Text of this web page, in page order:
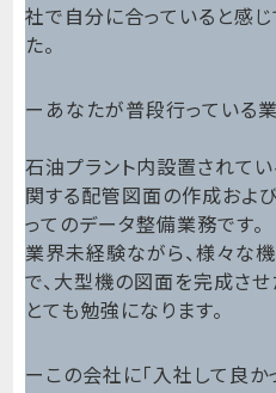
社で自分に合っていると感
た。
ーあなたが普段行っている業
石油プラント内設置されて
関する配管図面の作成およ
ってのデータ整備業務です。
業界未経験ながら、様々な
で、大型機の図面を完成さ
とても勉強になります。
ーこの会社に「入社して良か